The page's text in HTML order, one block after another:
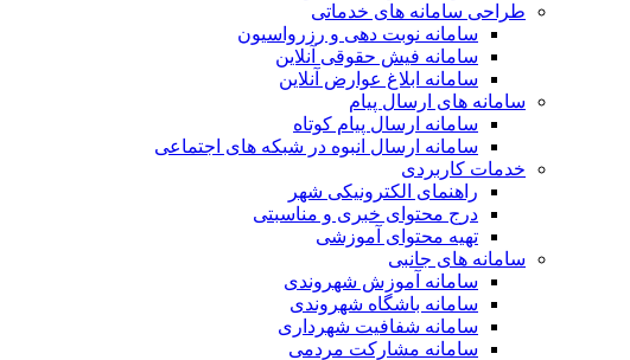
طراحی سامانه های خدماتی
سامانه نوبت دهی و رزرواسیون
سامانه فیش حقوقی آنلاین
سامانه ابلاغ عوارض آنلاین
سامانه های ارسال پیام
سامانه ارسال پیام کوتاه
سامانه ارسال انبوه در شبکه های اجتماعی
خدمات کاربردی
راهنمای الکترونیکی شهر
درج محتوای خبری و مناسبتی
تهیه محتوای آموزشی
سامانه های جانبی
سامانه آموزش شهروندی
سامانه باشگاه شهروندی
سامانه شفافیت شهرداری
سامانه مشارکت مردمی